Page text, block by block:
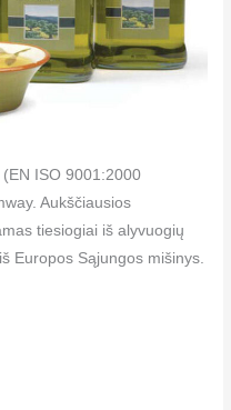
ISO 9001:2000
Aukščiausios
tiesiogiai iš alyvuogių
Europos Sąjungos mišinys.